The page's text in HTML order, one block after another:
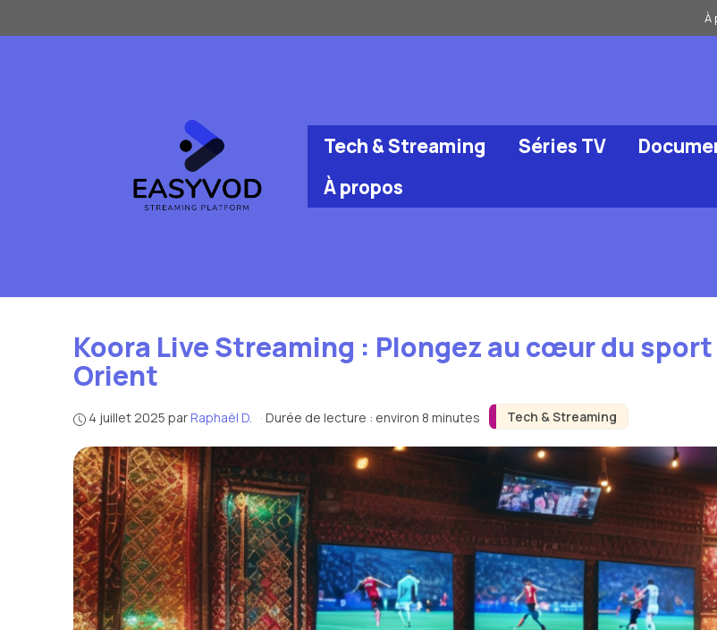
au
À
Tech & Streaming Séries TV
À propos
Tech & Streaming
Koora Live Streaming : Plongez au cœur du
Orient
4 juillet 2025 par Raphaël D. · Durée de lecture : environ 8 minutes